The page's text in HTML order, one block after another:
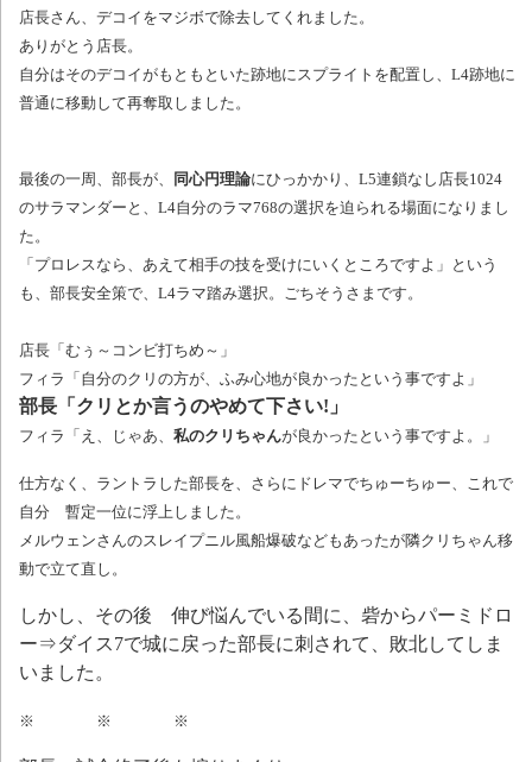
店長さん、デコイをマジボで除去してくれました。
ありがとう店長。
自分はそのデコイがもともといた跡地にスプライトを配置し、L4跡地に
普通に移動して再奪取しました。
最後の一周、部長が、 同心円理論にひっかかり、L5連鎖なし店長1024
のサラマンダーと、L4自分のラマ768の選択を迫られる場面になりまし
た。
「プロレスなら、あえて相手の技を受けにいくところですよ」という
も、部長安全策で、L4ラマ踏み選択。ごちそうさまです。
店長「むぅ～コンビ打ちめ～」
フィラ「自分のクリの方が、ふみ心地が良かったという事ですよ」
部長「クリとか言うのやめて下さい!」
フィラ「え、じゃあ、 私のクリちゃんが良かったという事ですよ。」
仕方なく、ラントラした部長を、さらにドレマでちゅーちゅー、これで
自分 暫定一位に浮上しました。
メルウェンさんのスレイプニル風船爆破などもあったが隣クリちゃん移
動で立て直し。
しかし、その後 伸び悩んでいる間に、砦からパーミドロ
ー⇒ダイス7で城に戻った部長に刺されて、敗北してしま
いました。
※ ※ ※